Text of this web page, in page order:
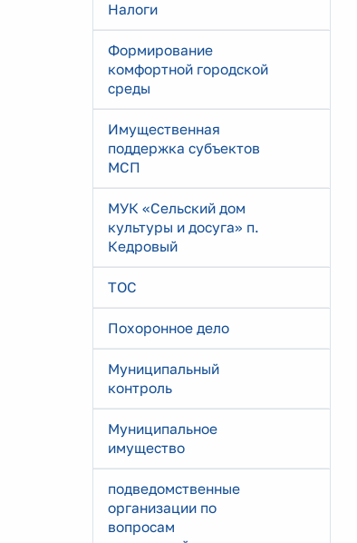
Налоги
Формирование
комфортной городской
среды
Имущественная
поддержка субъектов
МСП
МУК «Сельский дом
культуры и досуга» п.
Кедровый
ТОС
Похоронное дело
Муниципальный
контроль
Муниципальное
имущество
подведомственные
организации по
вопросам